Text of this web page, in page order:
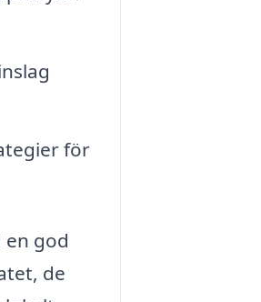
för
god
de